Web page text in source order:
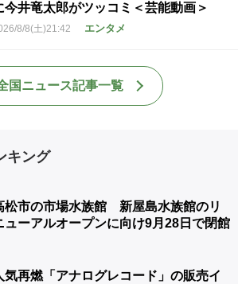
今井竜太郎がツッコミ＜芸能動画＞
8/8(土)21:42 エンタメ
国ニュース記事一覧
キング
松市の市場水族館 新屋島水族館のリ
ューアルオープンに向け9月28日で閉館
気再燃「アナログレコード」の販売イ